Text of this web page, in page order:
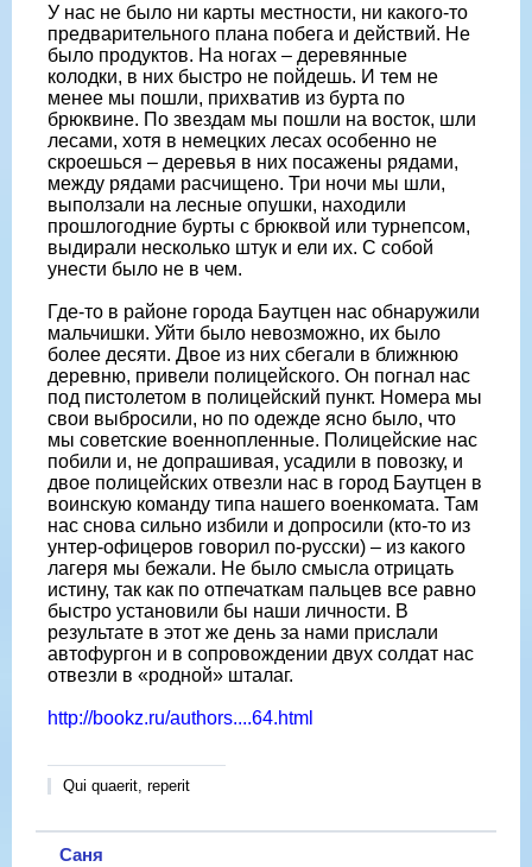
У нас не было ни карты местности, ни какого-то
предварительного плана побега и действий. Не
было продуктов. На ногах – деревянные
колодки, в них быстро не пойдешь. И тем не
менее мы пошли, прихватив из бурта по
брюквине. По звездам мы пошли на восток, шли
лесами, хотя в немецких лесах особенно не
скроешься – деревья в них посажены рядами,
между рядами расчищено. Три ночи мы шли,
выползали на лесные опушки, находили
прошлогодние бурты с брюквой или турнепсом,
выдирали несколько штук и ели их. С собой
унести было не в чем.
Где-то в районе города Баутцен нас обнаружили
мальчишки. Уйти было невозможно, их было
более десяти. Двое из них сбегали в ближнюю
деревню, привели полицейского. Он погнал нас
под пистолетом в полицейский пункт. Номера мы
свои выбросили, но по одежде ясно было, что
мы советские военнопленные. Полицейские нас
побили и, не допрашивая, усадили в повозку, и
двое полицейских отвезли нас в город Баутцен в
воинскую команду типа нашего военкомата. Там
нас снова сильно избили и допросили (кто-то из
унтер-офицеров говорил по-русски) – из какого
лагеря мы бежали. Не было смысла отрицать
истину, так как по отпечаткам пальцев все равно
быстро установили бы наши личности. В
результате в этот же день за нами прислали
автофургон и в сопровождении двух солдат нас
отвезли в «родной» шталаг.
http://bookz.ru/authors....64.html
Qui quaerit, reperit
Саня